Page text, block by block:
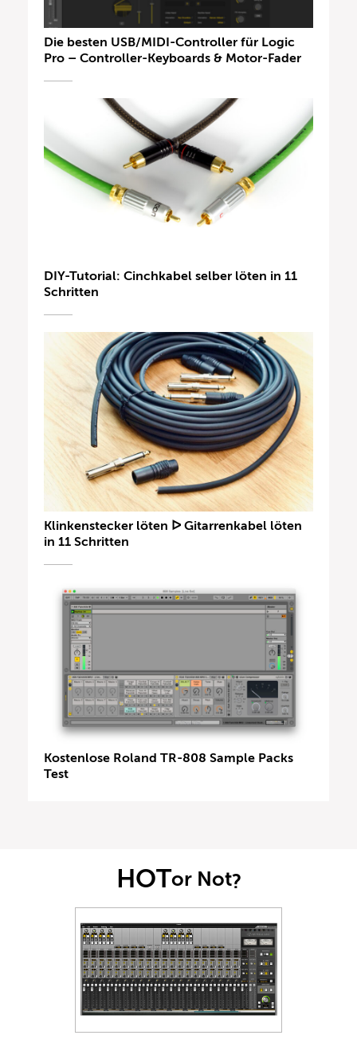
Die besten USB/MIDI-Controller für Logic
Pro – Controller-Keyboards & Motor-Fader
DIY-Tutorial: Cinchkabel selber löten in 11
Schritten
Klinkenstecker löten ᐅ Gitarrenkabel löten
in 11 Schritten
Kostenlose Roland TR-808 Sample Packs
Test
HOTor Not?